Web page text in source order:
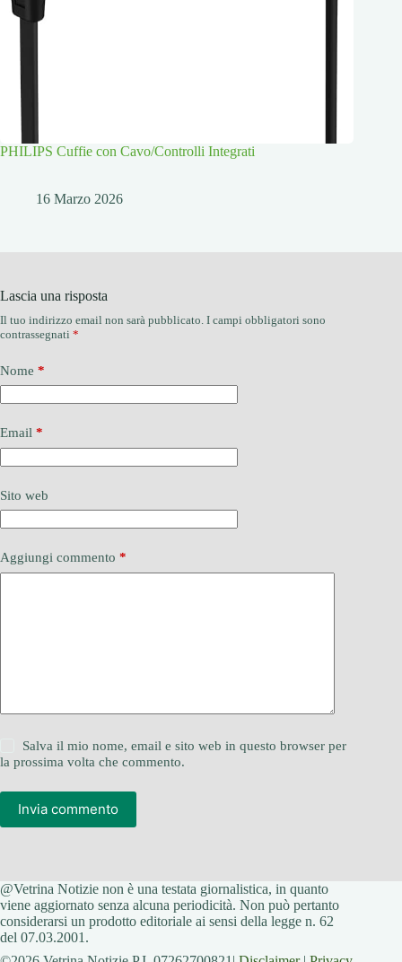
PHILIPS Cuffie con Cavo/Controlli Integrati
16 Marzo 2026
Lascia una risposta
Il tuo indirizzo email non sarà pubblicato. I campi obbligatori sono
contrassegnati *
Nome *
Email *
Sito web
Aggiungi commento *
Salva il mio nome, email e sito web in questo browser per
la prossima volta che commento.
Invia commento
@Vetrina Notizie non è una testata giornalistica, in quanto
viene aggiornato senza alcuna periodicità. Non può pertanto
considerarsi un prodotto editoriale ai sensi della legge n. 62
del 07.03.2001.